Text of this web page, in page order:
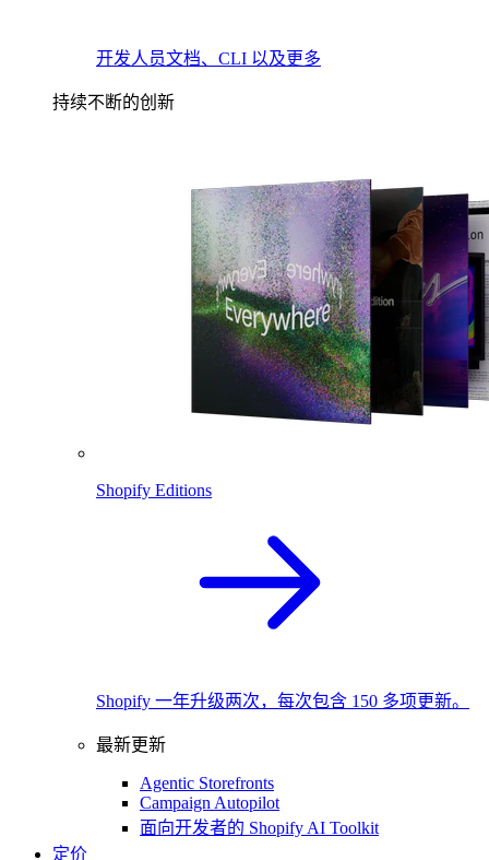
开发人员文档、CLI 以及更多
持续不断的创新
Shopify Editions
Shopify 一年升级两次，每次包含 150 多项更新。
最新更新
Agentic Storefronts
Campaign Autopilot
面向开发者的 Shopify AI Toolkit
定价